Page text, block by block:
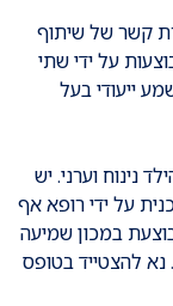
קשר של שיתוף
על ידי שתי
ייעודי בעל
נינוח וערני. יש
על ידי רופא אף
במכון שמיעה
נא להצטייד בטופס